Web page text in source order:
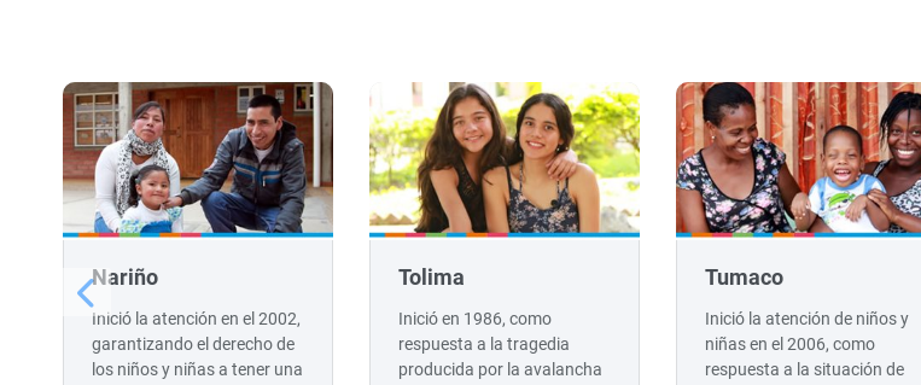
Nariño
Inició la atención en el 2002,
garantizando el derecho de
los niños y niñas a tener una
Tolima
Inició en 1986, como
respuesta a la tragedia
producida por la avalancha
Tumaco
Inició la atención de niños y
niñas en el 2006, como
respuesta a la situación de